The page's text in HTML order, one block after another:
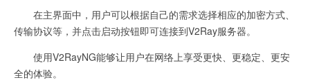
在主界面中，用户可以根据自己的需求选择相应的加密方式、
传输协议等，并点击启动按钮即可连接到V2Ray服务器。
使用V2RayNG能够让用户在网络上享受更快、更稳定、更安
全的体验。